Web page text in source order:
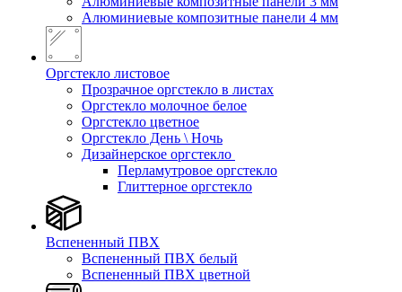
Алюминиевые композитные панели 4 мм
Оргстекло листовое
Прозрачное оргстекло в листах
Оргстекло молочное белое
Оргстекло цветное
Оргстекло День \ Ночь
Дизайнерское оргстекло
Перламутровое оргстекло
Глиттерное оргстекло
Вспененный ПВХ
Вспененный ПВХ белый
Вспененный ПВХ цветной